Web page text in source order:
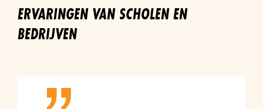
ERVARINGEN VAN SCHOLEN EN
BEDRIJVEN